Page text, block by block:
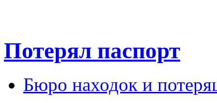
Потерял паспорт
Бюро находок и